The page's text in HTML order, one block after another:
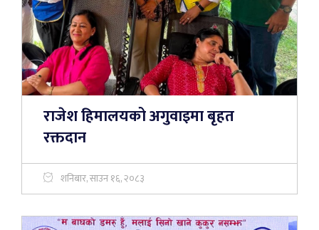
राजेश हिमालयको अगुवाइमा बृहत
रक्तदान
शनिबार, साउन १६, २०८३